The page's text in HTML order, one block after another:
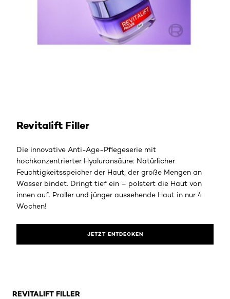
Revitalift Filler
Die innovative Anti-Age-Pflegeserie mit
hochkonzentrierter Hyaluronsäure: Natürlicher
Feuchtigkeitsspeicher der Haut, der große Mengen an
Wasser bindet. Dringt tief ein – polstert die Haut von
innen auf. Praller und jünger aussehende Haut in nur 4
Wochen!
JETZT ENTDECKEN
REVITALIFT FILLER